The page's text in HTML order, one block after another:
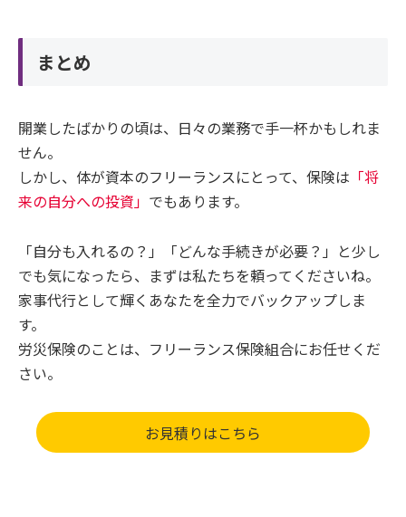
まとめ
開業したばかりの頃は、日々の業務で手一杯かもしれま
せん。
しかし、体が資本のフリーランスにとって、保険は 「将
来の自分への投資」 でもあります。
「自分も入れるの？」「どんな手続きが必要？」と少し
でも気になったら、まずは私たちを頼ってくださいね。
家事代行として輝くあなたを全力でバックアップしま
す。
労災保険のことは、フリーランス保険組合にお任せくだ
さい。
お見積りはこちら